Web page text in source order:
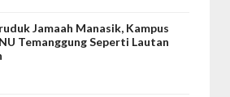
Jamaah Manasik, Kampus
Temanggung Seperti Lautan